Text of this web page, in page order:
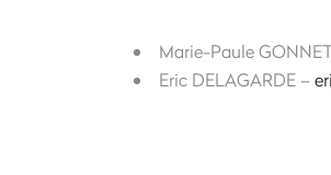
Marie-Paule
Eric DELAGARDE –